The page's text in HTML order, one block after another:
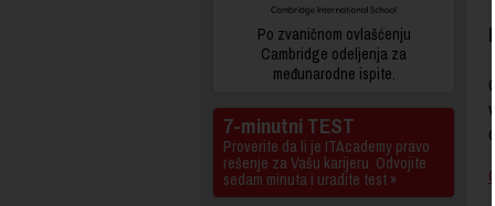
Po zvaničnom ovlašćenju
Cambridge odeljenja za
međunarodne ispite.
7-minutni TEST
Proverite da li je ITAcademy pravo
rešenje za Vašu karijeru. Odvojite
sedam minuta i uradite test »